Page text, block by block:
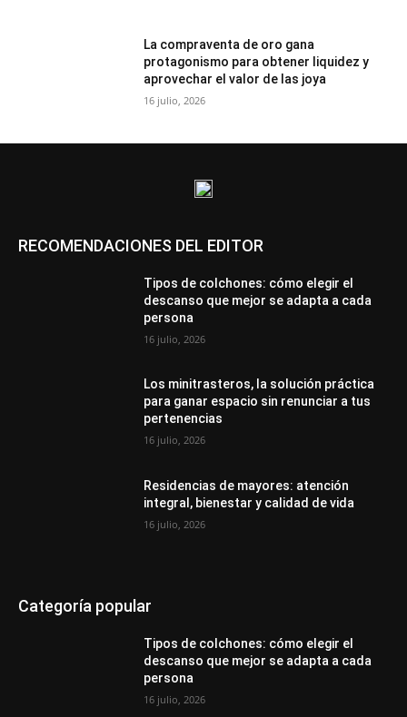
La compraventa de oro gana
protagonismo para obtener liquidez y
aprovechar el valor de las joya
16 julio, 2026
RECOMENDACIONES DEL EDITOR
Tipos de colchones: cómo elegir el
descanso que mejor se adapta a cada
persona
16 julio, 2026
Los minitrasteros, la solución práctica
para ganar espacio sin renunciar a tus
pertenencias
16 julio, 2026
Residencias de mayores: atención
integral, bienestar y calidad de vida
16 julio, 2026
Categoría popular
Tipos de colchones: cómo elegir el
descanso que mejor se adapta a cada
persona
16 julio, 2026